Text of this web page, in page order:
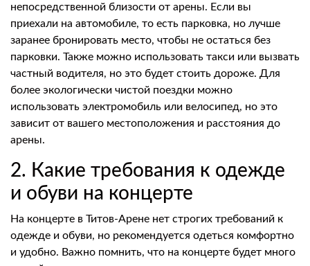
непосредственной близости от арены. Если вы
приехали на автомобиле, то есть парковка, но лучше
заранее бронировать место, чтобы не остаться без
парковки. Также можно использовать такси или вызвать
частный водителя, но это будет стоить дороже. Для
более экологически чистой поездки можно
использовать электромобиль или велосипед, но это
зависит от вашего местоположения и расстояния до
арены.
2. Какие требования к одежде
и обуви на концерте
На концерте в Титов-Арене нет строгих требований к
одежде и обуви, но рекомендуется одеться комфортно
и удобно. Важно помнить, что на концерте будет много